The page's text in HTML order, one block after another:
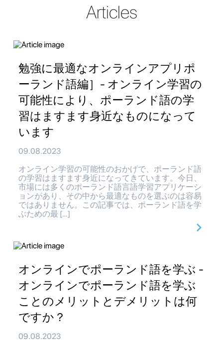
Articles
勉強に最適なオンラインアプリポ
ーランド語編］- オンライン学習の
可能性により、ポーランド語の学
習はますます身近なものになって
います
09.08.2023
オンライン学習の可能性のおかげで、ポーランド語
の学習はますます身近になってきています。今日、
市場には多くのポーランド語言語学習アプリケーシ
ョンがあり、その中から最適なものを選ぶのは容易
ではありません。この記事では、ポーランド語を学
ぶための最 […]
オンラインでポーランド語を学ぶ -
オンラインでポーランド語を学ぶ
ことのメリットとデメリットは何
ですか？
09.08.2023